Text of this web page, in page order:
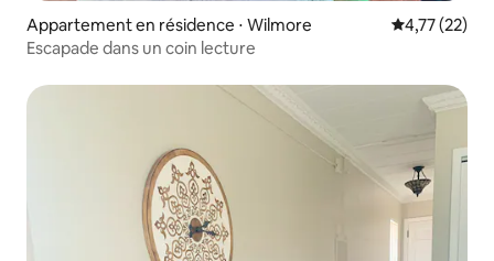
Appartement en résidence ⋅ Wilmore Évaluation
4,77 (22)
Escapade dans un coin lecture